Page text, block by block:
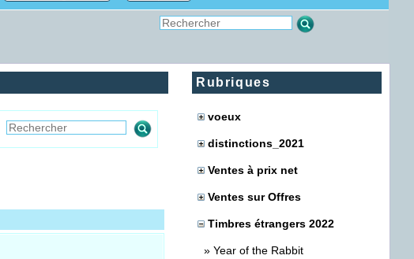
Rubriques
voeux
distinctions_2021
Ventes à prix net
Ventes sur Offres
Timbres étrangers 2022
» Year of the Rabbit